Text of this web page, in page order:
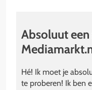
Absoluut een
Hé! Ik moet je
te proberen! Ik ben